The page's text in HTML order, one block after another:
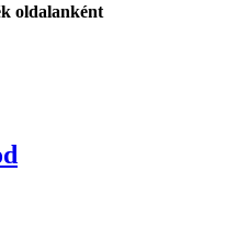
oldalanként